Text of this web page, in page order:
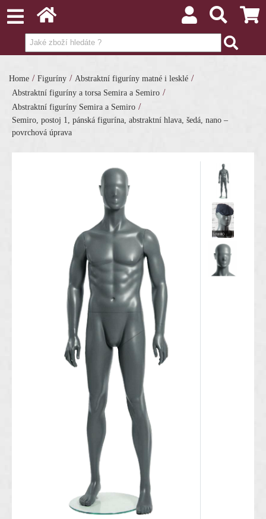
Home / Figuríny / Abstraktní figuríny matné i lesklé /
Abstraktní figuríny a torsa Semira a Semiro /
Abstraktní figuríny Semira a Semiro /
Semiro, postoj 1, pánská figurína, abstraktní hlava, šedá, nano –
povrchová úprava